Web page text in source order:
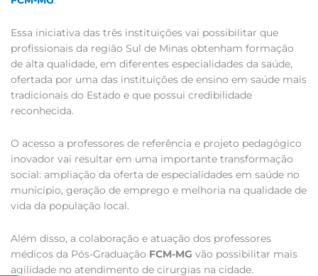
Essa iniciativa das três instituições vai possibilitar que
profissionais da região Sul de Minas obtenham formação
de alta qualidade, em diferentes especialidades da saúde,
ofertada por uma das instituições de ensino em saúde mais
tradicionais do Estado e que possui credibilidade
reconhecida.
O acesso a professores de referência e projeto pedagógico
inovador vai resultar em uma importante transformação
social: ampliação da oferta de especialidades em saúde no
município, geração de emprego e melhoria na qualidade de
vida da população local.
Além disso, a colaboração e atuação dos professores
médicos da Pós-Graduação FCM-MG vão possibilitar mais
agilidade no atendimento de cirurgias na cidade.